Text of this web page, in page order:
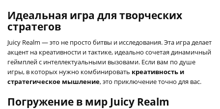
Идеальная игра для творческих
стратегов
Juicy Realm — это не просто битвы и исследования. Эта игра делает
акцент на креативности и тактике, идеально сочетая динамичный
геймплей с интеллектуальными вызовами. Если вам по душе
игры, в которых нужно комбинировать креативность и
стратегическое мышление, это приключение точно для вас.
Погружение в мир Juicy Realm